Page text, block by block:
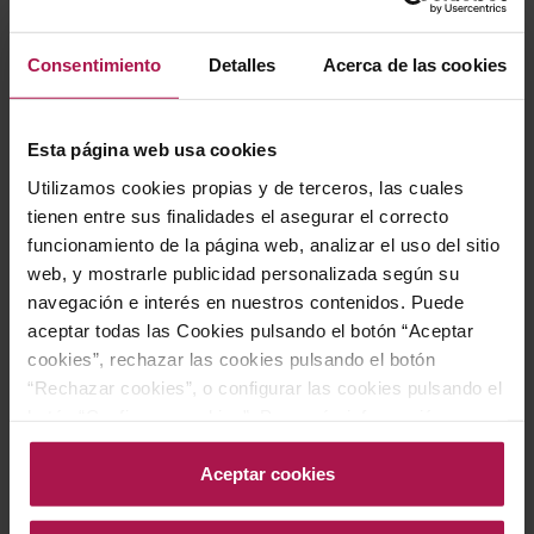
Consentimiento Detalles Acerca de las cookies
Esta página web usa cookies
Utilizamos cookies propias y de terceros, las cuales
tienen entre sus finalidades el asegurar el correcto
funcionamiento de la página web, analizar el uso del sitio
web, y mostrarle publicidad personalizada según su
navegación e interés en nuestros contenidos. Puede
aceptar todas las Cookies pulsando el botón “Aceptar
cookies”, rechazar las cookies pulsando el botón
“Rechazar cookies”, o configurar las cookies pulsando el
acceda a nuestra Política de Cookies.Para más
información acceda a nuestraPolítica de Cookies
Aceptar cookies
utilizadas en la antigüedad para almacenar alimentos y
vino. Su singular proceso de elaboración le otorga un
Gastronomía
Perfecto para acompañar guisos de pescado y marisco,
así como verduras a la brasa, realzando cada plato con
su sabor único.
La Bodega Attis, enclavada en el corazón de las Rías